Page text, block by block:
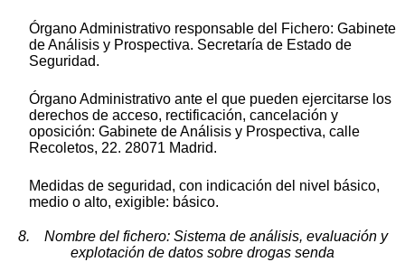
Órgano Administrativo responsable del Fichero: Gabinete
de Análisis y Prospectiva. Secretaría de Estado de
Seguridad.
Órgano Administrativo ante el que pueden ejercitarse los
derechos de acceso, rectificación, cancelación y
oposición: Gabinete de Análisis y Prospectiva, calle
Recoletos, 22. 28071 Madrid.
Medidas de seguridad, con indicación del nivel básico,
medio o alto, exigible: básico.
8. Nombre del fichero: Sistema de análisis, evaluación y
explotación de datos sobre drogas senda